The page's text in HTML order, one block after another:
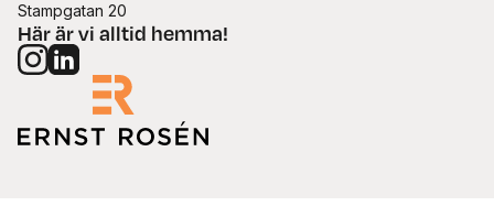
Här är vi alltid hemma!
Stampgatan 20